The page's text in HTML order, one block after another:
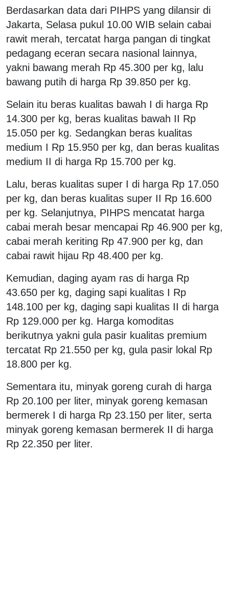
Berdasarkan data dari PIHPS yang dilansir di
Jakarta, Selasa pukul 10.00 WIB selain cabai
rawit merah, tercatat harga pangan di tingkat
pedagang eceran secara nasional lainnya,
yakni bawang merah Rp 45.300 per kg, lalu
bawang putih di harga Rp 39.850 per kg.
Selain itu beras kualitas bawah I di harga Rp
14.300 per kg, beras kualitas bawah II Rp
15.050 per kg. Sedangkan beras kualitas
medium I Rp 15.950 per kg, dan beras kualitas
medium II di harga Rp 15.700 per kg.
Lalu, beras kualitas super I di harga Rp 17.050
per kg, dan beras kualitas super II Rp 16.600
per kg. Selanjutnya, PIHPS mencatat harga
cabai merah besar mencapai Rp 46.900 per kg,
cabai merah keriting Rp 47.900 per kg, dan
cabai rawit hijau Rp 48.400 per kg.
Kemudian, daging ayam ras di harga Rp
43.650 per kg, daging sapi kualitas I Rp
148.100 per kg, daging sapi kualitas II di harga
Rp 129.000 per kg. Harga komoditas
berikutnya yakni gula pasir kualitas premium
tercatat Rp 21.550 per kg, gula pasir lokal Rp
18.800 per kg.
Sementara itu, minyak goreng curah di harga
Rp 20.100 per liter, minyak goreng kemasan
bermerek I di harga Rp 23.150 per liter, serta
minyak goreng kemasan bermerek II di harga
Rp 22.350 per liter.